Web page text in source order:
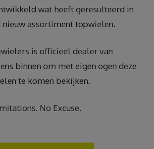
wat heeft geresulteerd in
nieuw assortiment topwielen.
is officieel dealer van
binnen om met eigen ogen deze
te komen bekijken.
No Excuse.